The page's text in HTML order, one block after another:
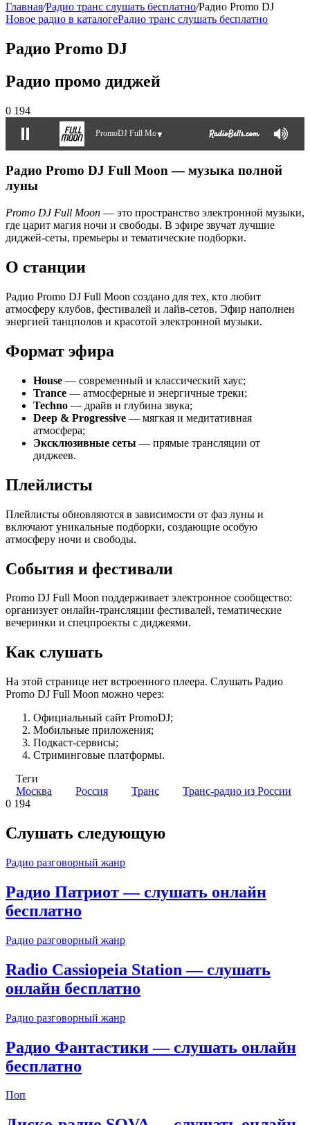
Главная/Радио транс слушать бесплатно/Радио Promo DJ
Новое радио в каталогеРадио транс слушать бесплатно
Радио Promo DJ
Радио промо диджей
0 194
PromoDJ Full Moon
▼
Радио Promo DJ Full Moon — музыка полной
луны
Promo DJ Full Moon — это пространство электронной музыки,
где царит магия ночи и свободы. В эфире звучат лучшие
диджей-сеты, премьеры и тематические подборки.
О станции
Радио Promo DJ Full Moon создано для тех, кто любит
атмосферу клубов, фестивалей и лайв-сетов. Эфир наполнен
энергией танцполов и красотой электронной музыки.
Формат эфира
House — современный и классический хаус;
Trance — атмосферные и энергичные треки;
Techno — драйв и глубина звука;
Deep & Progressive — мягкая и медитативная
атмосфера;
Эксклюзивные сеты — прямые трансляции от
диджеев.
Плейлисты
Плейлисты обновляются в зависимости от фаз луны и
включают уникальные подборки, создающие особую
атмосферу ночи и свободы.
События и фестивали
Promo DJ Full Moon поддерживает электронное сообщество:
организует онлайн-трансляции фестивалей, тематические
вечеринки и спецпроекты с диджеями.
Как слушать
На этой странице нет встроенного плеера. Слушать Радио
Promo DJ Full Moon можно через:
Официальный сайт PromoDJ;
Мобильные приложения;
Подкаст-сервисы;
Стриминговые платформы.
Теги
Москва
Россия Транс
Транс-радио из России
0 194
Слушать следующую
Радио разговорный жанр
Радио Патриот — слушать онлайн
бесплатно
Радио разговорный жанр
Radio Cassiopeia Station — слушать
онлайн бесплатно
Радио разговорный жанр
Радио Фантастики — слушать онлайн
бесплатно
Поп